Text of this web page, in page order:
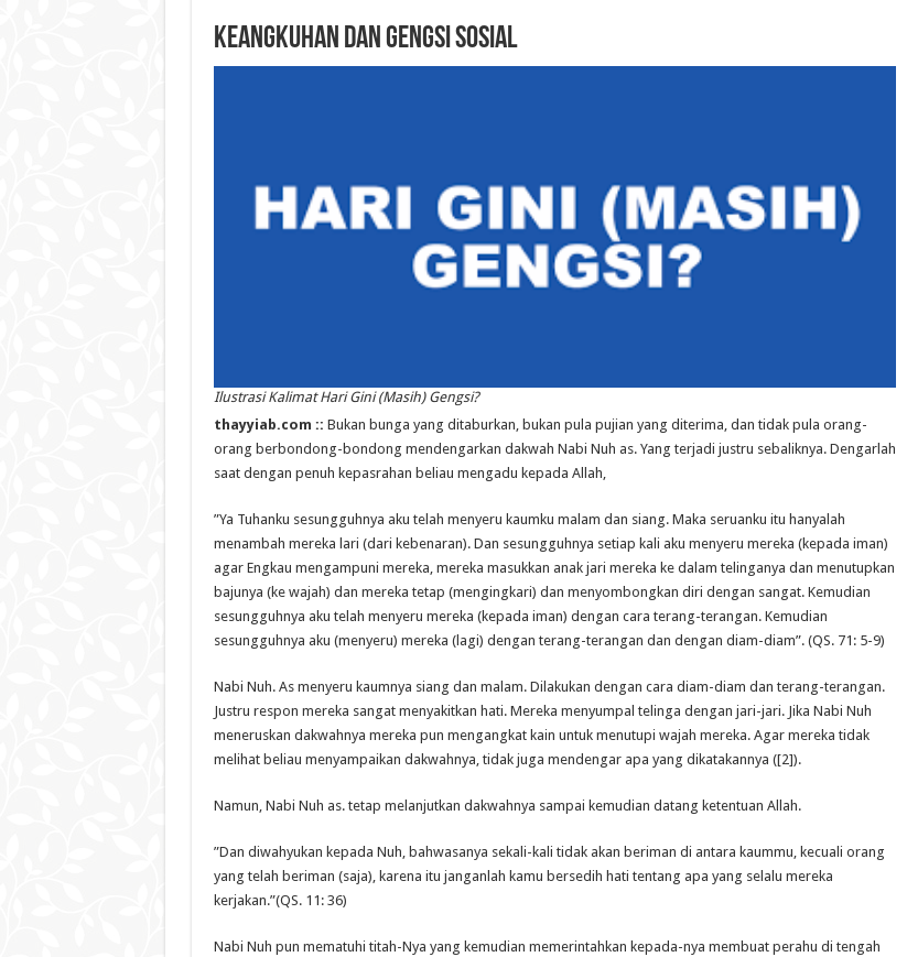
Keangkuhan dan Gengsi Sosial
Ilustrasi Kalimat Hari Gini (Masih) Gengsi?
thayyiab.com :: Bukan bunga yang ditaburkan, bukan pula pujian yang diterima, dan tidak pula orang-
orang berbondong-bondong mendengarkan dakwah Nabi Nuh as. Yang terjadi justru sebaliknya. Dengarlah
saat dengan penuh kepasrahan beliau mengadu kepada Allah,
”Ya Tuhanku sesungguhnya aku telah menyeru kaumku malam dan siang. Maka seruanku itu hanyalah
menambah mereka lari (dari kebenaran). Dan sesungguhnya setiap kali aku menyeru mereka (kepada iman)
agar Engkau mengampuni mereka, mereka masukkan anak jari mereka ke dalam telinganya dan menutupkan
bajunya (ke wajah) dan mereka tetap (mengingkari) dan menyombongkan diri dengan sangat. Kemudian
sesungguhnya aku telah menyeru mereka (kepada iman) dengan cara terang-terangan. Kemudian
sesungguhnya aku (menyeru) mereka (lagi) dengan terang-terangan dan dengan diam-diam”. (QS. 71: 5-9)
Nabi Nuh. As menyeru kaumnya siang dan malam. Dilakukan dengan cara diam-diam dan terang-terangan.
Justru respon mereka sangat menyakitkan hati. Mereka menyumpal telinga dengan jari-jari. Jika Nabi Nuh
meneruskan dakwahnya mereka pun mengangkat kain untuk menutupi wajah mereka. Agar mereka tidak
melihat beliau menyampaikan dakwahnya, tidak juga mendengar apa yang dikatakannya ([2]).
Namun, Nabi Nuh as. tetap melanjutkan dakwahnya sampai kemudian datang ketentuan Allah.
”Dan diwahyukan kepada Nuh, bahwasanya sekali-kali tidak akan beriman di antara kaummu, kecuali orang
yang telah beriman (saja), karena itu janganlah kamu bersedih hati tentang apa yang selalu mereka
kerjakan.”(QS. 11: 36)
Nabi Nuh pun mematuhi titah-Nya yang kemudian memerintahkan kepada-nya membuat perahu di tengah